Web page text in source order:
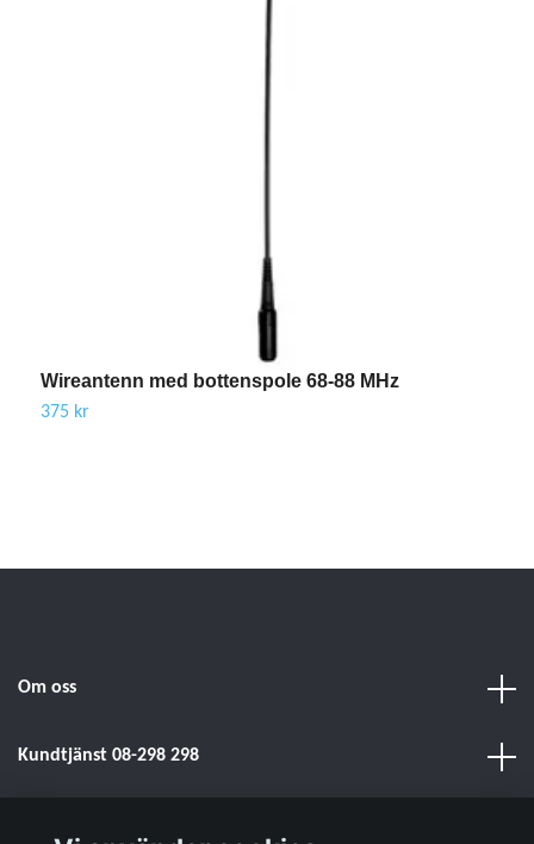
Wireantenn med bottenspole 68-88 MHz
375 kr
Om oss
Kundtjänst 08-298 298